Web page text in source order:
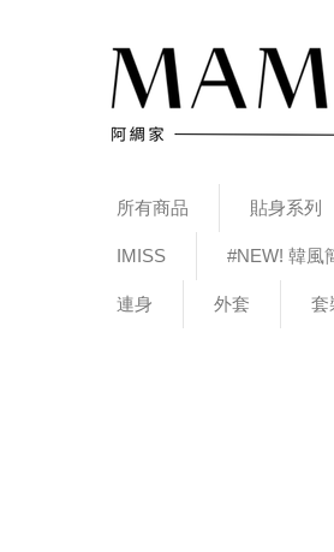
所有商品 貼身系列
IMISS #NEW! 韓風
連身 外套 套